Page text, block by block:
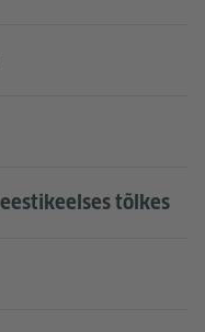
tõlkes